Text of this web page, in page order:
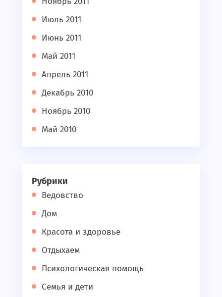
Июль 2011
Июнь 2011
Май 2011
Апрель 2011
Декабрь 2010
Ноябрь 2010
Май 2010
Рубрики
Ведовство
Дом
Красота и здоровье
Отдыхаем
Психологическая помощь
Семья и дети